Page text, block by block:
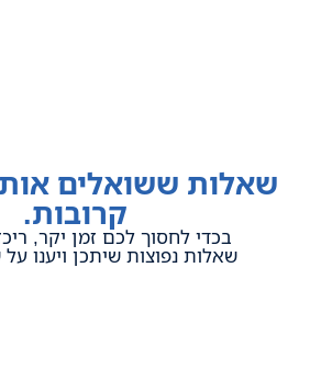
שאלות ששואלים
קרובות.
בכדי לחסוך לכם זמן יקר,
שאלות נפוצות שיתכן ויענו